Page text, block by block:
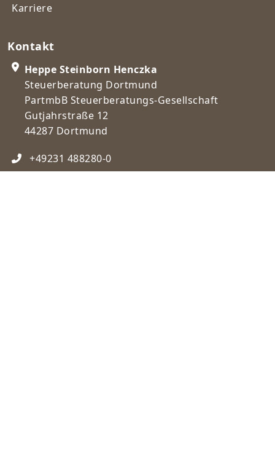
Karriere
Kontakt
Heppe Steinborn Henczka
Steuerberatung Dortmund
PartmbB Steuerberatungs-Gesellschaft
Gutjahrstraße 12
44287 Dortmund
+49231 488280-0